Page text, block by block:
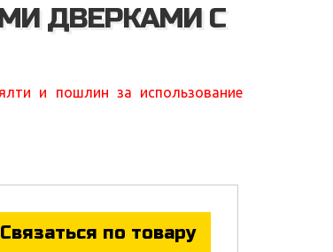
ДВЕРКАМИ С
и пошлин за использование
Связаться по товару